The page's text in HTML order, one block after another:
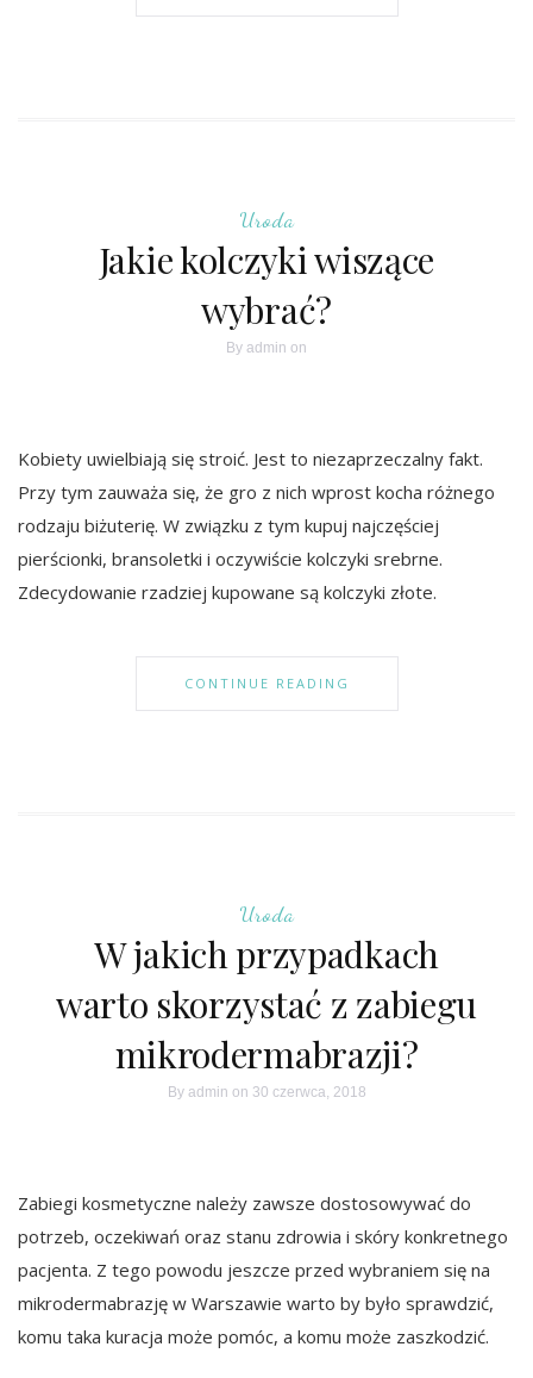
Uroda
Jakie kolczyki wiszące
wybrać?
By admin on
Kobiety uwielbiają się stroić. Jest to niezaprzeczalny fakt.
Przy tym zauważa się, że gro z nich wprost kocha różnego
rodzaju biżuterię. W związku z tym kupuj najczęściej
pierścionki, bransoletki i oczywiście kolczyki srebrne.
Zdecydowanie rzadziej kupowane są kolczyki złote.
CONTINUE READING
Uroda
W jakich przypadkach
warto skorzystać z zabiegu
mikrodermabrazji?
By admin on 30 czerwca, 2018
Zabiegi kosmetyczne należy zawsze dostosowywać do
potrzeb, oczekiwań oraz stanu zdrowia i skóry konkretnego
pacjenta. Z tego powodu jeszcze przed wybraniem się na
mikrodermabrazję w Warszawie warto by było sprawdzić,
komu taka kuracja może pomóc, a komu może zaszkodzić.